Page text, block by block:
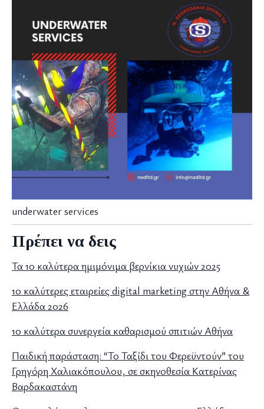
underwater services
Πρέπει να δεις
Τα 10 καλύτερα ημιμόνιμα βερνίκια νυχιών 2025
10 καλύτερες εταιρείες digital marketing στην Αθήνα &
Ελλάδα 2026
10 καλύτερα συνεργεία καθαρισμού σπιτιών Αθήνα
Παιδική παράσταση: “Το Ταξίδι του Φερεϋντούν” του
Γρηγόρη Χαλιακόπουλου, σε σκηνοθεσία Κατερίνας
Βαρδακαστάνη